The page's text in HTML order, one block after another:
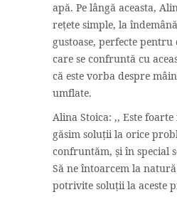
apă. Pe lângă aceasta,
rețete simple, la
gustoase, perfecte
care se confruntă cu
că este vorba despre
umflate.
Alina Stoica: ,, Este
găsim soluții la orice
confruntăm, și în special
Să ne întoarcem la natură
potrivite soluții la aceste